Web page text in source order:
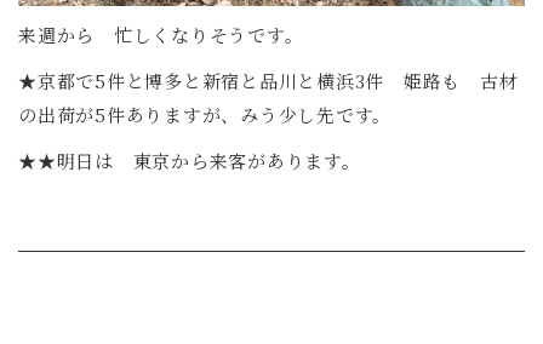
来週から 忙しくなりそうです。
★京都で5件と博多と新宿と品川と横浜3件 姫路も 古材
の出荷が5件ありますが、みう少し先です。
★★明日は 東京から来客があります。